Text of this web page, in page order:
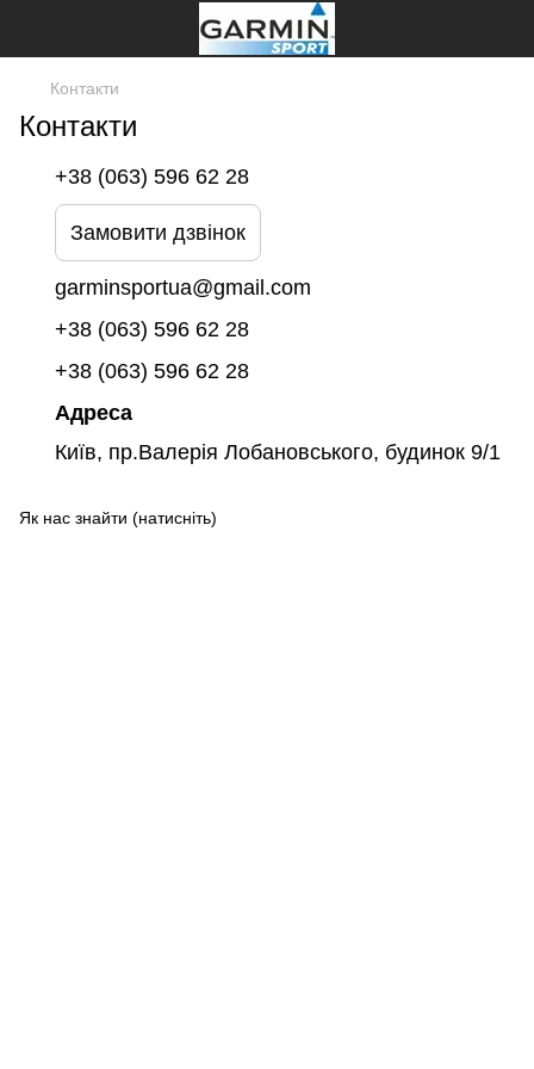
Контакти
Контакти
+38 (063) 596 62 28
Замовити дзвінок
garminsportua@gmail.com
+38 (063) 596 62 28
+38 (063) 596 62 28
Адреса
Київ, пр.Валерія Лобановського, будинок 9/1
Як нас знайти (натисніть)